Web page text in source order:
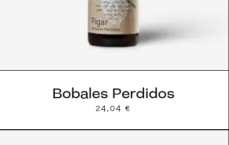
Bobales Perdidos
24,04 €